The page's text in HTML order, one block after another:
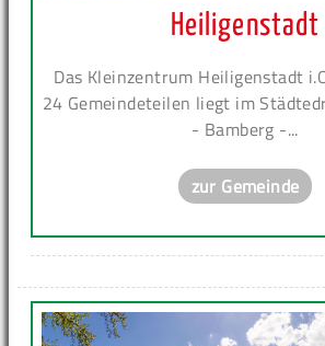
Heiligenstadt
Das Kleinzentrum Heiligenstadt
24 Gemeindeteilen liegt im
- Bamberg -...
zur Gemeinde